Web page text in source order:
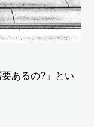
あるの?」とい